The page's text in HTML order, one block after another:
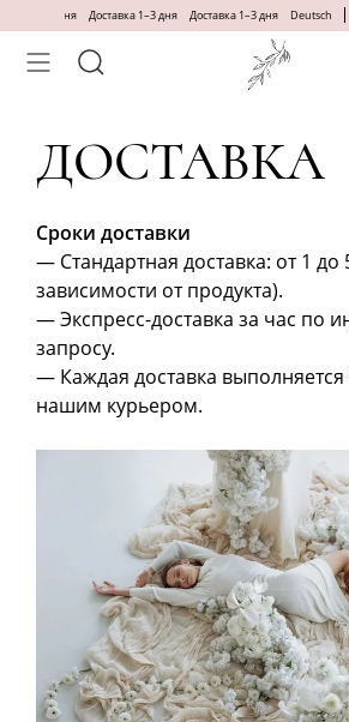
content
1–3 дня Доставка 1–3 дня Доставка 1–3 дня Deutsch
ДОСТАВКА
Сроки доставки
— Стандартная доставка: от 1 до
зависимости от продукта).
— Экспресс-доставка за час по
запросу.
— Каждая доставка
нашим курьером.